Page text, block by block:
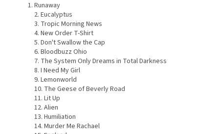
Runaway
2. Eucalyptus
3. Tropic Morning News
4. New Order T-Shirt
5. Don't Swallow the Cap
6. Bloodbuzz Ohio
7. The System Only Dreams in Total Darkness
8. I Need My Girl
9. Lemonworld
10. The Geese of Beverly Road
11. Lit Up
12. Alien
13. Humiliation
14. Murder Me Rachael